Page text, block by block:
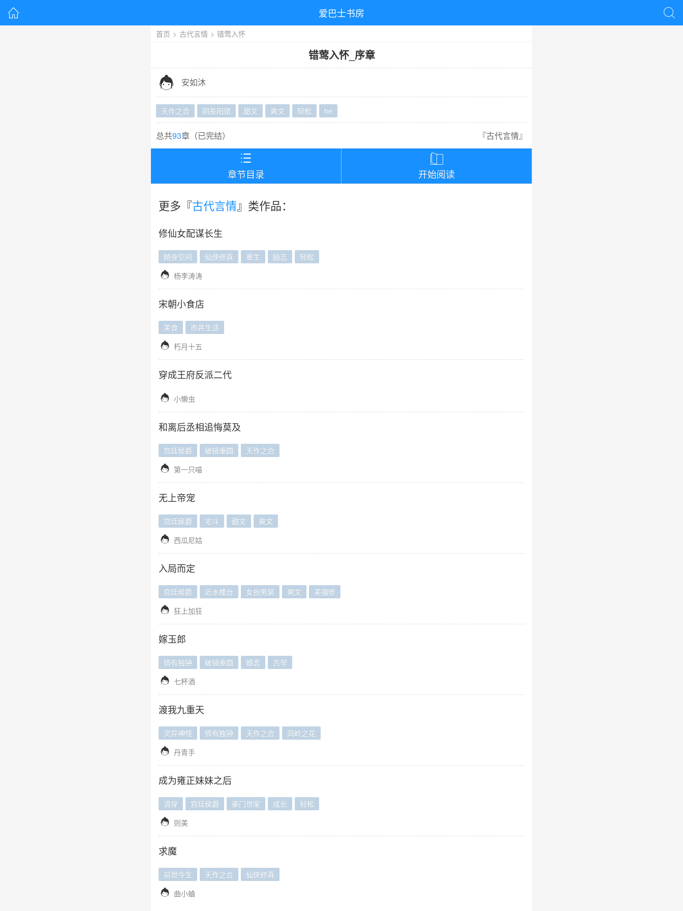
 爱巴士书房 
首页 > 古代言情 > 错莺入怀
错莺入怀_ 序章
 安如沐
天作之合 阴差阳错 甜文 爽文 轻松 he
总共93章（已完结） 『古代言情』

章节目录

开始阅读
更多『古代言情』类作品：
修仙女配谋长生
随身空间 仙侠修真 重生 励志 轻松
 杨李涛涛
宋朝小食店
美食 市井生活
 朽月十五
穿成王府反派二代
 小懒虫
和离后丞相追悔莫及
宫廷侯爵 破镜重圆 天作之合
 第一只喵
无上帝宠
宫廷侯爵 宅斗 甜文 爽文
 西瓜尼姑
入局而定
宫廷侯爵 近水楼台 女扮男装 爽文 美强惨
 狂上加狂
嫁玉郎
情有独钟 破镜重圆 婚恋 古早
 七杯酒
渡我九重天
灵异神怪 情有独钟 天作之合 高岭之花
 丹青手
成为雍正妹妹之后
清穿 宫廷侯爵 豪门世家 成长 轻松
 则美
求魔
前世今生 天作之合 仙侠修真
 曲小蛐